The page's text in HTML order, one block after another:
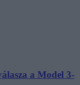
a Model 3-